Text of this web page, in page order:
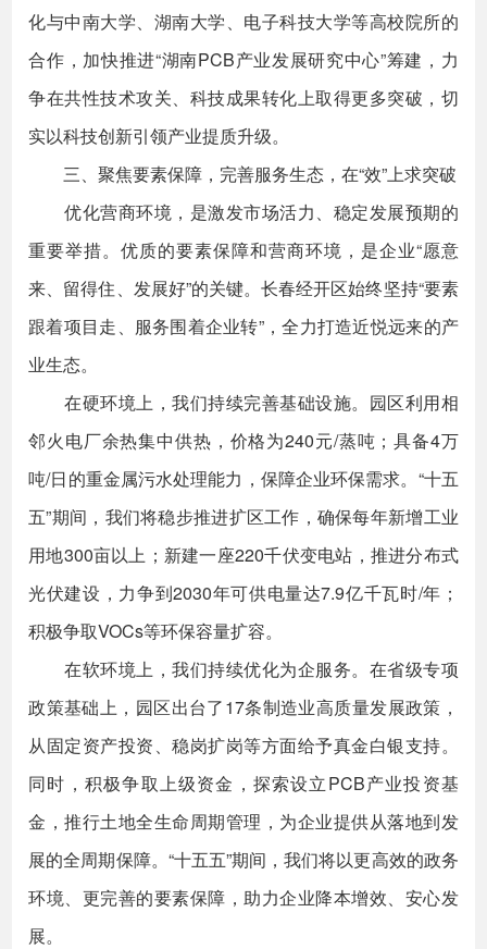
化与中南大学、湖南大学、电子科技大学等高校院所的
合作，加快推进“湖南PCB产业发展研究中心”筹建，力
争在共性技术攻关、科技成果转化上取得更多突破，切
实以科技创新引领产业提质升级。
三、聚焦要素保障，完善服务生态，在“效”上求突破
优化营商环境，是激发市场活力、稳定发展预期的
重要举措。优质的要素保障和营商环境，是企业“愿意
来、留得住、发展好”的关键。长春经开区始终坚持“要素
跟着项目走、服务围着企业转”，全力打造近悦远来的产
业生态。
在硬环境上，我们持续完善基础设施。园区利用相
邻火电厂余热集中供热，价格为240元/蒸吨；具备4万
吨/日的重金属污水处理能力，保障企业环保需求。“十五
五”期间，我们将稳步推进扩区工作，确保每年新增工业
用地300亩以上；新建一座220千伏变电站，推进分布式
光伏建设，力争到2030年可供电量达7.9亿千瓦时/年；
积极争取VOCs等环保容量扩容。
在软环境上，我们持续优化为企服务。在省级专项
政策基础上，园区出台了17条制造业高质量发展政策，
从固定资产投资、稳岗扩岗等方面给予真金白银支持。
同时，积极争取上级资金，探索设立PCB产业投资基
金，推行土地全生命周期管理，为企业提供从落地到发
展的全周期保障。“十五五”期间，我们将以更高效的政务
环境、更完善的要素保障，助力企业降本增效、安心发
展。